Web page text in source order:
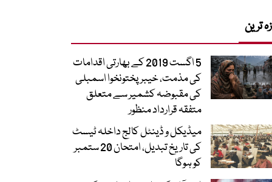
ترین
5 اگست 2019 کے بھارتی اقدامات
کی مذمت، خیبرپختونخوا اسمبلی
کی مقبوضہ کشمیر سے متعلق
متفقہ قرارداد منظور
میڈیکل و ڈینٹل کالج داخلہ ٹیسٹ
کی تاریخ تبدیل، امتحان 20 ستمبر
کو ہوگا